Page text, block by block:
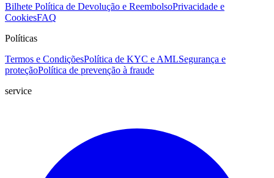
Bilhete Política de Devolução e ReembolsoPrivacidade e
CookiesFAQ
Políticas
Termos e CondiçõesPolítica de KYC e AMLSegurança e
proteçãoPolítica de prevenção à fraude
service